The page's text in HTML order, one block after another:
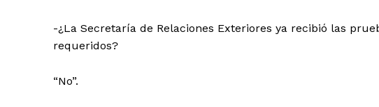
-¿La Secretaría de Relaciones Exteriores ya recibió las
requeridos?
“No”.